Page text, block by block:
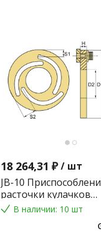
18 264,31 ₽ / шт
JB-10
расточки кулачков
токарного патрона
В наличии: 10 шт